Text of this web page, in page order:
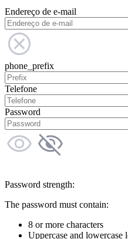
Endereço de e-mail
phone_prefix
Telefone
Password
Password strength:
The password must contain:
8 or more characters
Uppercase and lowercase